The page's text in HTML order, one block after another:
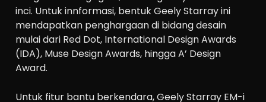
inci. Untuk innformasi, bentuk Geely Starray ini
mendapatkan penghargaan di bidang desain
mulai dari Red Dot, International Design Awards
(IDA), Muse Design Awards, hingga A’ Design
Award.
Untuk fitur bantu berkendara, Geely Starray EM-i